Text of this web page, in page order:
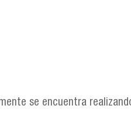
se encuentra